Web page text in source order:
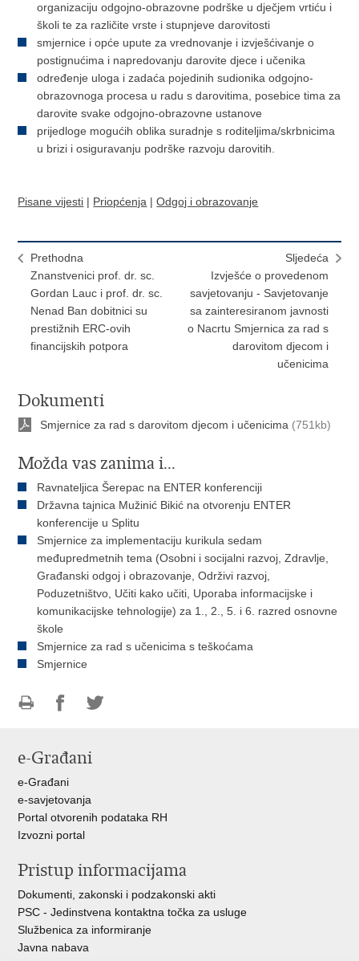
organizaciju odgojno-obrazovne podrške u dječjem vrtiću i
školi te za različite vrste i stupnjeve darovitosti
smjernice i opće upute za vrednovanje i izvješćivanje o
postignućima i napredovanju darovite djece i učenika
određenje uloga i zadaća pojedinih sudionika odgojno-
obrazovnoga procesa u radu s darovitima, posebice tima za
darovite svake odgojno-obrazovne ustanove
prijedloge mogućih oblika suradnje s roditeljima/skrbnicima
u brizi i osiguravanju podrške razvoju darovitih.
Pisane vijesti | Priopćenja |Odgoj i obrazovanje
Prethodna
Znanstvenici prof. dr. sc.
Gordan Lauc i prof. dr. sc.
Nenad Ban dobitnici su
prestižnih ERC-ovih
financijskih potpora
Sljedeća
Izvješće o provedenom
savjetovanju - Savjetovanje
sa zainteresiranom javnosti
o Nacrtu Smjernica za rad s
darovitom djecom i
učenicima
Dokumenti
Smjernice za rad s darovitom djecom i učenicima (751kb)
Možda vas zanima i...
Ravnateljica Šerepac na ENTER konferenciji
Državna tajnica Mužinić Bikić na otvorenju ENTER
konferencije u Splitu
Smjernice za implementaciju kurikula sedam
međupredmetnih tema (Osobni i socijalni razvoj, Zdravlje,
Građanski odgoj i obrazovanje, Održivi razvoj,
Poduzetništvo, Učiti kako učiti, Uporaba informacijske i
komunikacijske tehnologije) za 1., 2., 5. i 6. razred osnovne
škole
Smjernice za rad s učenicima s teškoćama
Smjernice
FacebookuTwitteru
e-Građani
e-Građani
e-savjetovanja
Portal otvorenih podataka RH
Izvozni portal
Pristup informacijama
Dokumenti, zakonski i podzakonski akti
PSC - Jedinstvena kontaktna točka za usluge
Službenica za informiranje
Javna nabava